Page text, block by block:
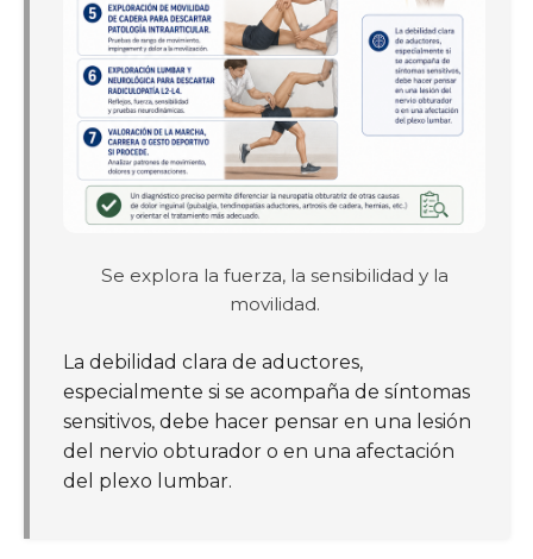
Se explora la fuerza, la sensibilidad y la
movilidad.
La debilidad clara de aductores,
especialmente si se acompaña de síntomas
sensitivos, debe hacer pensar en una lesión
del nervio obturador o en una afectación
del plexo lumbar.